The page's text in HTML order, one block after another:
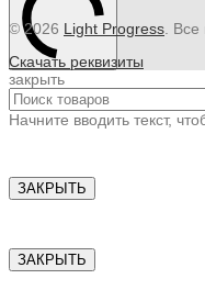
© 2026 Light Progress .
Скачать реквизиты
закрыть
Начните вводить текст,
ЗАКРЫТЬ
ЗАКРЫТЬ